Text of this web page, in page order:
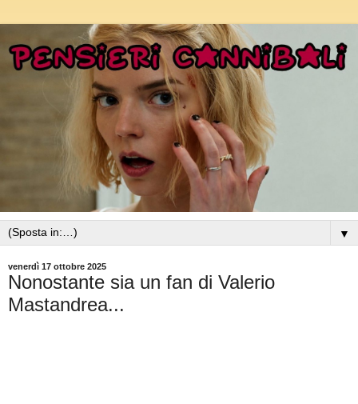
▼
venerdì 17 ottobre 2025
Nonostante sia un fan di Valerio
Mastandrea...